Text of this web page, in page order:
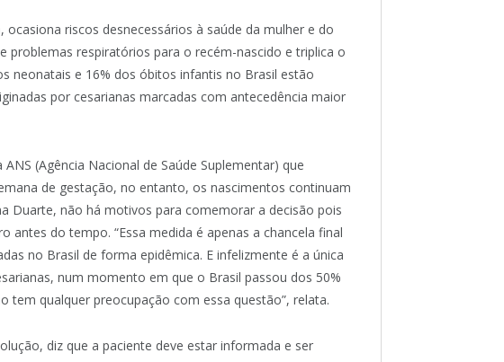
riscos desnecessários à saúde da mulher e do
problemas respiratórios para o recém-nascido e triplica o
neonatais e 16% dos óbitos infantis no Brasil estão
por cesarianas marcadas com antecedência maior
(Agência Nacional de Saúde Suplementar) que
de gestação, no entanto, os nascimentos continuam
Duarte, não há motivos para comemorar a decisão pois
antes do tempo. “Essa medida é apenas a chancela final
no Brasil de forma epidêmica. E infelizmente é a única
num momento em que o Brasil passou dos 50%
tem qualquer preocupação com essa questão”, relata.
diz que a paciente deve estar informada e ser